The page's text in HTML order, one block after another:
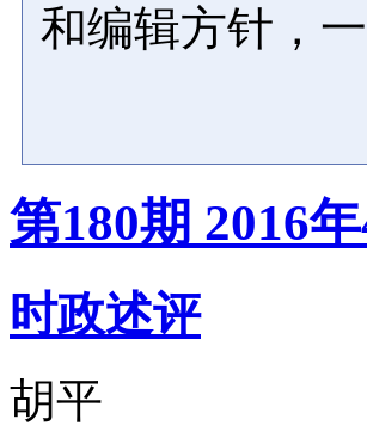
和编辑方针，
第180期 2016
时政述评
胡平